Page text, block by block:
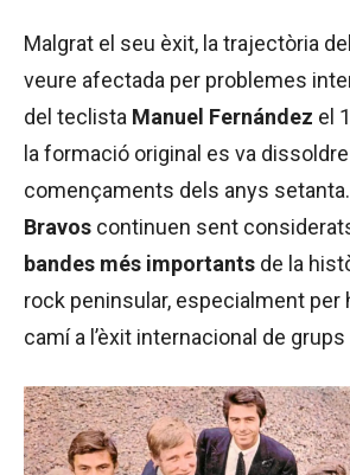
Malgrat el seu èxit, la trajectòria
veure afectada per problemes
del teclista Manuel Fernández el
la formació original es va dissoldre
començaments dels anys
Bravos continuen sent
bandes més importants de la
rock peninsular, especialment per
camí a l’èxit internacional de